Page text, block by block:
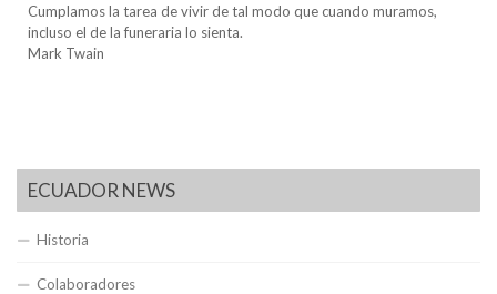
Cumplamos la tarea de vivir de tal modo que cuando muramos,
incluso el de la funeraria lo sienta.
Mark Twain
ECUADOR NEWS
Historia
Colaboradores